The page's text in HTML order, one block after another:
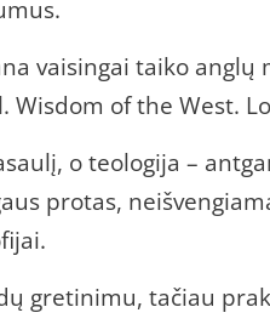
vaisingai taiko anglų
Wisdom of the West.
o teologija –
protas,
gretinimu, tačiau